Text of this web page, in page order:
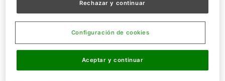
Charlas especiales y comida deliciosa
Las charlas educativas temáticas se desarrollan en
diferentes ecosistemas del parque con horarios
específicos.
A las 12:30h, el pabellón de Veneno presenta a los
animales más tóxicos del planeta. A las 13:00h, el
Rechazar y continuar
Aceptar y continuar
Configuración de cookies